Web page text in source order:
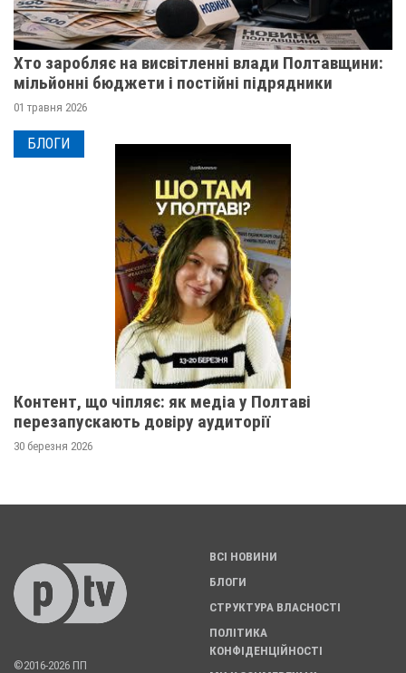
Хто заробляє на висвітленні влади Полтавщини:
мільйонні бюджети і постійні підрядники
01 травня 2026
БЛОГИ
Контент, що чіпляє: як медіа у Полтаві
перезапускають довіру аудиторії
30 березня 2026
©2016-2026 ПП
ВСІ НОВИНИ
БЛОГИ
СТРУКТУРА ВЛАСНОСТІ
ПОЛІТИКА
КОНФІДЕНЦІЙНОСТІ